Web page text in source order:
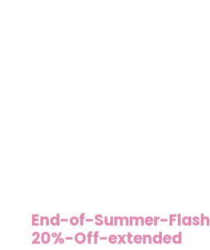
End-of-Summer-
20%-Off-extended